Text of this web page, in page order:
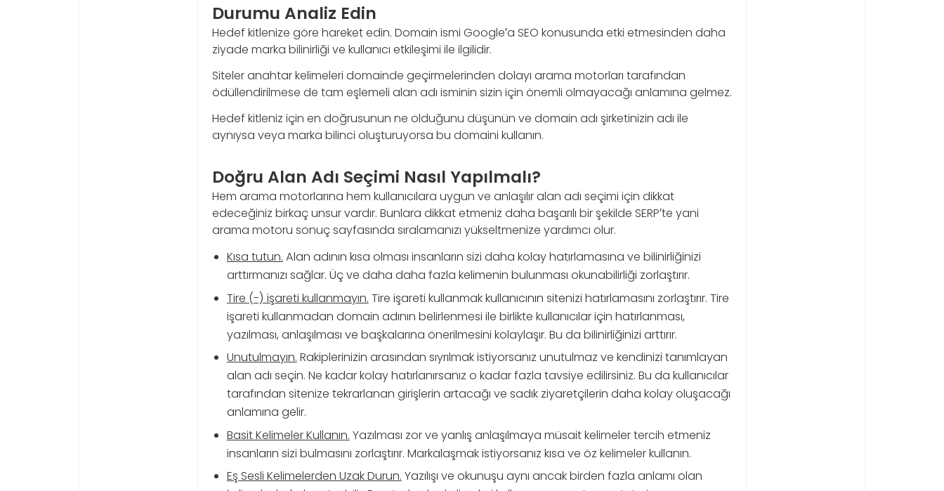
Durumu Analiz Edin
Hedef kitlenize göre hareket edin. Domain ismi Google′a SEO konusunda etki etmesinden daha
ziyade marka bilinirliği ve kullanıcı etkileşimi ile ilgilidir.
Siteler anahtar kelimeleri domainde geçirmelerinden dolayı arama motorları tarafından
ödüllendirilmese de tam eşlemeli alan adı isminin sizin için önemli olmayacağı anlamına gelmez.
Hedef kitleniz için en doğrusunun ne olduğunu düşünün ve domain adı şirketinizin adı ile
aynıysa veya marka bilinci oluşturuyorsa bu domaini kullanın.
Doğru Alan Adı Seçimi Nasıl Yapılmalı?
Hem arama motorlarına hem kullanıcılara uygun ve anlaşılır alan adı seçimi için dikkat
edeceğiniz birkaç unsur vardır. Bunlara dikkat etmeniz daha başarılı bir şekilde SERP′te yani
arama motoru sonuç sayfasında sıralamanızı yükseltmenize yardımcı olur.
Kısa tutun. Alan adının kısa olması insanların sizi daha kolay hatırlamasına ve bilinirliğinizi
arttırmanızı sağlar. Üç ve daha daha fazla kelimenin bulunması okunabilirliği zorlaştırır.
Tire (-) işareti kullanmayın. Tire işareti kullanmak kullanıcının sitenizi hatırlamasını zorlaştırır. Tire
işareti kullanmadan domain adının belirlenmesi ile birlikte kullanıcılar için hatırlanması,
yazılması, anlaşılması ve başkalarına önerilmesini kolaylaşır. Bu da bilinirliğinizi arttırır.
Unutulmayın. Rakiplerinizin arasından sıyrılmak istiyorsanız unutulmaz ve kendinizi tanımlayan
alan adı seçin. Ne kadar kolay hatırlanırsanız o kadar fazla tavsiye edilirsiniz. Bu da kullanıcılar
tarafından sitenize tekrarlanan girişlerin artacağı ve sadık ziyaretçilerin daha kolay oluşacağı
anlamına gelir.
Basit Kelimeler Kullanın. Yazılması zor ve yanlış anlaşılmaya müsait kelimeler tercih etmeniz
insanların sizi bulmasını zorlaştırır. Markalaşmak istiyorsanız kısa ve öz kelimeler kullanın.
Eş Sesli Kelimelerden Uzak Durun. Yazılışı ve okunuşu aynı ancak birden fazla anlamı olan